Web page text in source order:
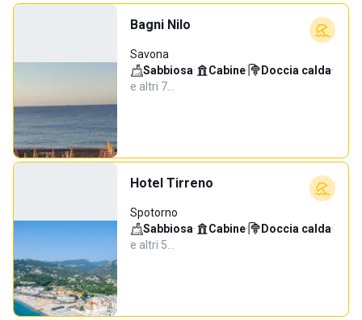
Bagni Nilo
Savona
Sabbiosa· Cabine· Doccia calda·
e altri 7…
Hotel Tirreno
Spotorno
Sabbiosa· Cabine· Doccia calda·
e altri 5…